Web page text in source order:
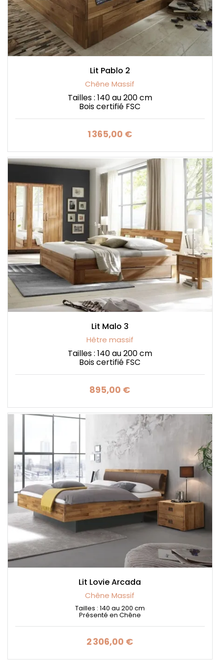
Lit Pablo 2
Chêne Massif
Tailles : 140 au 200 cm
Bois certifié FSC
Prix
1 365,00 €
Lit Malo 3
Hêtre massif
Tailles : 140 au 200 cm
Bois certifié FSC
Prix
895,00 €
Lit Lovie Arcada
Chêne Massif
Tailles : 140 au 200 cm
Présenté en Chêne
Prix
2 306,00 €